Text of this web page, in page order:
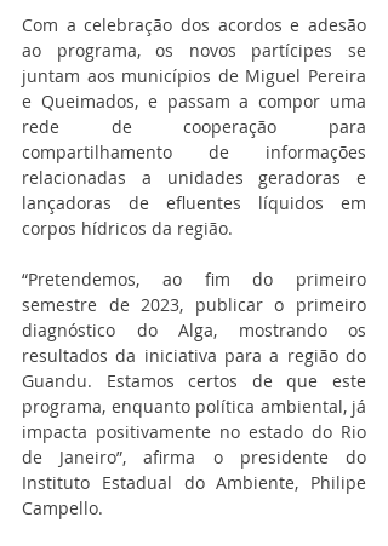
Com a celebração dos acordos e adesão
ao programa, os novos partícipes se
juntam aos municípios de Miguel Pereira
e Queimados, e passam a compor uma
rede de cooperação para
compartilhamento de informações
relacionadas a unidades geradoras e
lançadoras de efluentes líquidos em
corpos hídricos da região.
“Pretendemos, ao fim do primeiro
semestre de 2023, publicar o primeiro
diagnóstico do Alga, mostrando os
resultados da iniciativa para a região do
Guandu. Estamos certos de que este
programa, enquanto política ambiental, já
impacta positivamente no estado do Rio
de Janeiro”, afirma o presidente do
Instituto Estadual do Ambiente, Philipe
Campello.